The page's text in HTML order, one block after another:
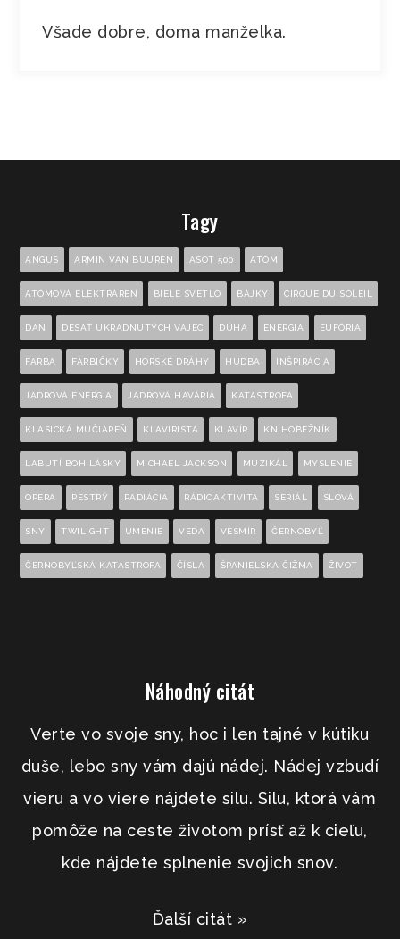
Všade dobre, doma manželka.
Tagy
ANGUS ARMIN VAN BUUREN ASOT 500 ATÓM
ATÓMOVÁ ELEKTRÁREŇ BIELE SVETLO BÁJKY CIRQUE DU SOLEIL
DAŇ DESAŤ UKRADNUTÝCH VAJEC DÚHA ENERGIA EUFÓRIA
FARBA FARBIČKY HORSKÉ DRÁHY HUDBA INŠPIRÁCIA
JADROVÁ ENERGIA JADROVÁ HAVÁRIA KATASTROFA
KLASICKÁ MUČIAREŇ KLAVIRISTA KLAVÍR KNIHOBEŽNÍK
LABUTÍ BOH LÁSKY MICHAEL JACKSON MUZIKÁL MYSLENIE
OPERA PESTRÝ RADIÁCIA RÁDIOAKTIVITA SERIÁL SLOVÁ
SNY TWILIGHT UMENIE VEDA VESMÍR ČERNOBYĽ
ČERNOBYĽSKÁ KATASTROFA ČÍSLA ŠPANIELSKA ČIŽMA ŽIVOT
Náhodný citát
Verte vo svoje sny, hoc i len tajné v kútiku
duše, lebo sny vám dajú nádej. Nádej vzbudí
vieru a vo viere nájdete silu. Silu, ktorá vám
pomôže na ceste životom prísť až k cieľu,
kde nájdete splnenie svojich snov.
Ďalší citát »